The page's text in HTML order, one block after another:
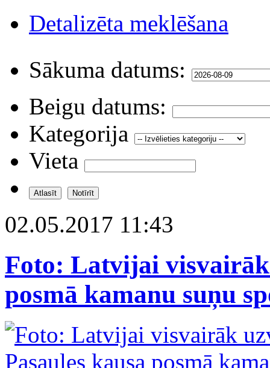
Detalizēta meklēšana
Sākuma datums:
Beigu datums:
Kategorija
Vieta
02.05.2017 11:43
Foto: Latvijai visvairāk
posmā kamanu suņu